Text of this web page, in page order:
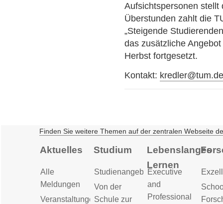
Aufsichtspersonen
Überstunden zahlt die
„Steigende
das zusätzliche
Herbst fortgesetzt.
Kontakt:
Finden Sie weitere Themen auf der zentralen Webseite
Aktuelles
Alle
Meldungen
Veranstaltungen
Studium
Studienangebot
Von der
Schule zur
Lebenslanges
Lernen
Executive
and
Professional